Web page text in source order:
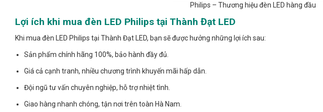
Philips – Thương hiệu đèn LED hàng đầu
Lợi ích khi mua đèn LED Philips tại Thành Đạt LED
Khi mua đèn LED Philips tại Thành Đạt LED, bạn sẽ được hưởng những lợi ích sau:
Sản phẩm chính hãng 100%, bảo hành đầy đủ.
Giá cả cạnh tranh, nhiều chương trình khuyến mãi hấp dẫn.
Đội ngũ tư vấn chuyên nghiệp, hỗ trợ nhiệt tình.
Giao hàng nhanh chóng, tận nơi trên toàn Hà Nam.